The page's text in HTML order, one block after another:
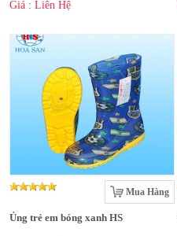
Giá : Liên Hệ
Mua Hàng
Ủng trẻ em bóng xanh HS